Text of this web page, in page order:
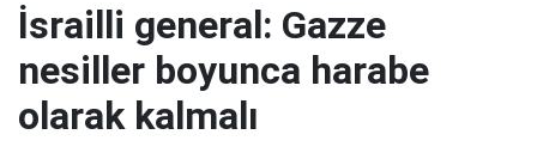
İsrailli general: Gazze
nesiller boyunca harabe
olarak kalmalı